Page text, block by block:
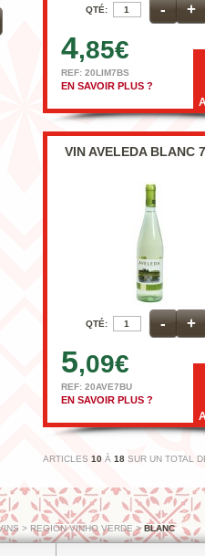
QTÉ: - +
4,85€
REF: 20LIM7BS
EN SAVOIR PLUS ?
VIN AVELEDA BLANC
QTÉ: - +
5,09€
REF: 20AVE7BU
EN SAVOIR PLUS ?
ARTICLES 10 À 18 SUR UN TOTAL
> REGION VINHO VERDE >BLANC